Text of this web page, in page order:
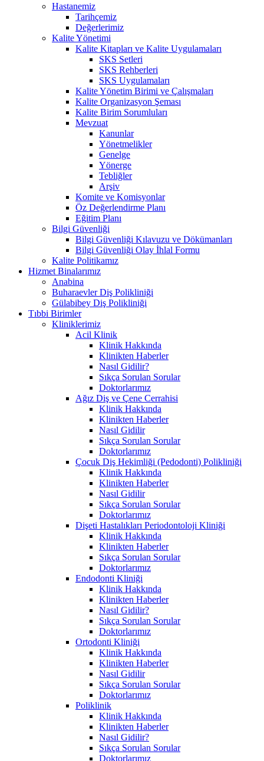
Hastanemiz
Tarihçemiz
Değerlerimiz
Kalite Yönetimi
Kalite Kitapları ve Kalite Uygulamaları
SKS Setleri
SKS Rehberleri
SKS Uygulamaları
Kalite Yönetim Birimi ve Çalışmaları
Kalite Organizasyon Şeması
Kalite Birim Sorumluları
Mevzuat
Kanunlar
Yönetmelikler
Genelge
Yönerge
Tebliğler
Arşiv
Komite ve Komisyonlar
Öz Değerlendirme Planı
Eğitim Planı
Bilgi Güvenliği
Bilgi Güvenliği Kılavuzu ve Dökümanları
Bilgi Güvenliği Olay İhlal Formu
Kalite Politikamız
Hizmet Binalarımız
Anabina
Buharaevler Diş Polikliniği
Gülabibey Diş Polikliniği
Tıbbi Birimler
Kliniklerimiz
Acil Klinik
Klinik Hakkında
Klinikten Haberler
Nasıl Gidilir?
Sıkça Sorulan Sorular
Doktorlarımız
Ağız Diş ve Çene Cerrahisi
Klinik Hakkında
Klinikten Haberler
Nasıl Gidilir
Sıkça Sorulan Sorular
Doktorlarımız
Çocuk Diş Hekimliği (Pedodonti) Polikliniği
Klinik Hakkında
Klinikten Haberler
Nasıl Gidilir
Sıkça Sorulan Sorular
Doktorlarımız
Dişeti Hastalıkları Periodontoloji Kliniği
Klinik Hakkında
Klinikten Haberler
Sıkça Sorulan Sorular
Doktorlarımız
Endodonti Kliniği
Klinik Hakkında
Klinikten Haberler
Nasıl Gidilir?
Sıkça Sorulan Sorular
Doktorlarımız
Ortodonti Kliniği
Klinik Hakkında
Klinikten Haberler
Nasıl Gidilir
Sıkça Sorulan Sorular
Doktorlarımız
Poliklinik
Klinik Hakkında
Klinikten Haberler
Nasıl Gidilir?
Sıkça Sorulan Sorular
Doktorlarımız